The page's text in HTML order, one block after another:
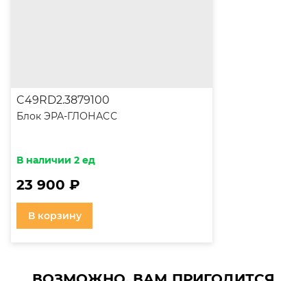
C49RD2.3879100
Блок ЭРА-ГЛОНАСС
В наличии 2 ед
23 900 ₽
В корзину